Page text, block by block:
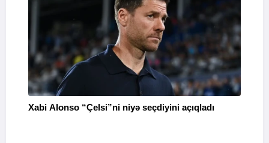
Xabi Alonso “Çelsi”ni niyə seçdiyini açıqladı